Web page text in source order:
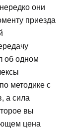
они
приезда
об одном
методике с
а сила
вы
цена